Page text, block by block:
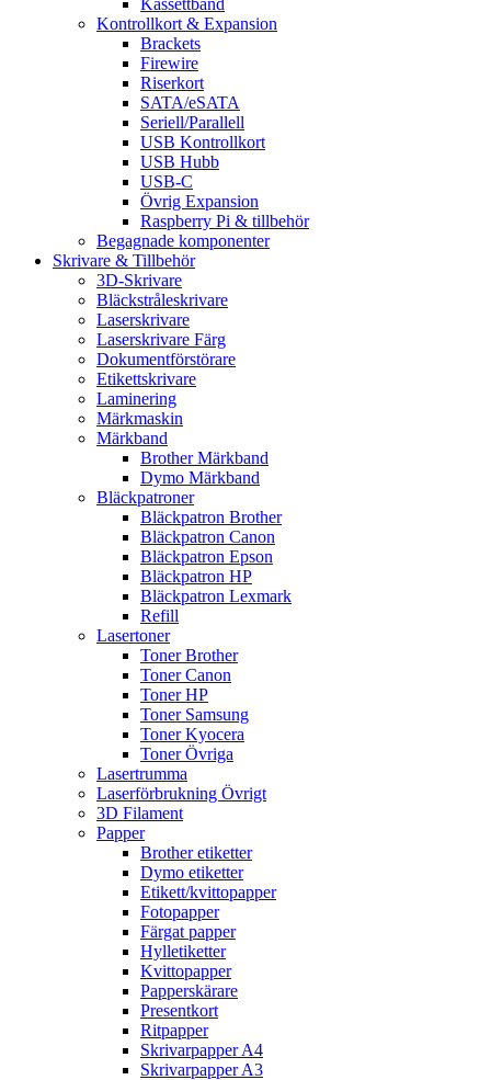
Kassettband
Kontrollkort & Expansion
Brackets
Firewire
Riserkort
SATA/eSATA
Seriell/Parallell
USB Kontrollkort
USB Hubb
USB-C
Övrig Expansion
Raspberry Pi & tillbehör
Begagnade komponenter
Skrivare & Tillbehör
3D-Skrivare
Bläckstråleskrivare
Laserskrivare
Laserskrivare Färg
Dokumentförstörare
Etikettskrivare
Laminering
Märkmaskin
Märkband
Brother Märkband
Dymo Märkband
Bläckpatroner
Bläckpatron Brother
Bläckpatron Canon
Bläckpatron Epson
Bläckpatron HP
Bläckpatron Lexmark
Refill
Lasertoner
Toner Brother
Toner Canon
Toner HP
Toner Samsung
Toner Kyocera
Toner Övriga
Lasertrumma
Laserförbrukning Övrigt
3D Filament
Papper
Brother etiketter
Dymo etiketter
Etikett/kvittopapper
Fotopapper
Färgat papper
Hylletiketter
Kvittopapper
Papperskärare
Presentkort
Ritpapper
Skrivarpapper A4
Skrivarpapper A3